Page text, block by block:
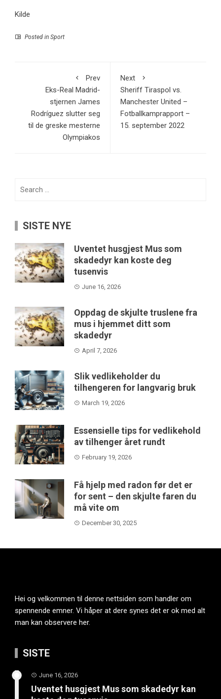
Kilde
Posted in Sport
Prev
Eks-Real Madrid-
stjernen James
Rodríguez slutter seg
til de greske mesterne
Olympiakos
Next
Sheriff Tiraspol vs.
Manchester United –
Fotballkamprapport –
15. september 2022
SISTE NYE
Uventet husgjest Mus som
skadedyr kan koste deg
tusenvis
June 16, 2026
Oppdag de skjulte truslene fra
mus i hjemmet ditt som
skadedyr
April 7, 2026
Slik vedlikeholder du
tilhengeren for langvarig bruk
March 19, 2026
Essensielle tips for vedlikehold
av tilhenger året rundt
February 19, 2026
Få hjelp med radon før det er
for sent – den skjulte faren du
må vite om
December 30, 2025
Hei og velkommen til denne nettsiden som handler om
spennende emner. Vi håper at dere synes det er ok med alt
man kan observere her.
SISTE
June 16, 2026
Uventet husgjest Mus som skadedyr kan